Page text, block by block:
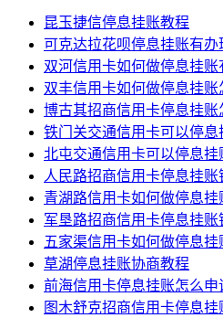
昆玉捷信停息挂账教程
可克达拉花呗停息挂账有办
双河信用卡如何做停息挂账
双丰信用卡如何做停息挂账
博古其招商信用卡停息挂账
铁门关交通信用卡可以停息
北屯交通信用卡可以停息挂
人民路招商信用卡停息挂
青湖路信用卡如何做停息挂
军垦路招商信用卡停息挂
五家渠信用卡如何做停息
草湖停息挂账协商教程
前海信用卡停息挂账怎么申
图木舒克招商信用卡停息挂